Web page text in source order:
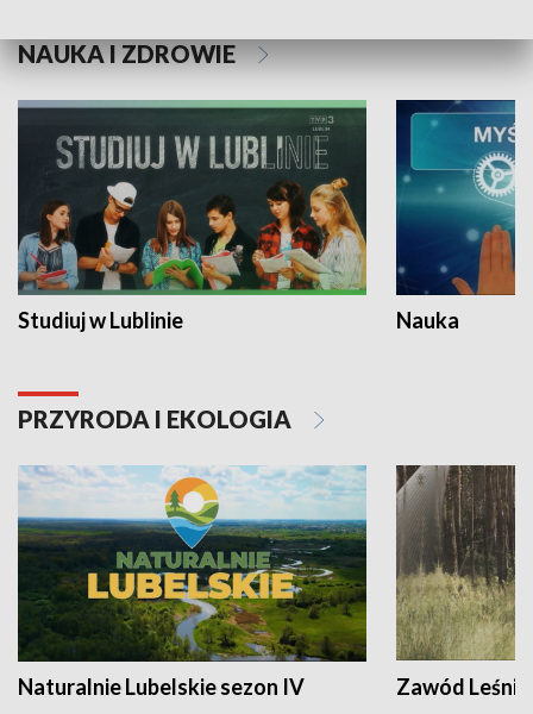
NAUKA I ZDROWIE
Studiuj w Lublinie Nauka
PRZYRODA I EKOLOGIA
Naturalnie Lubelskie sezon IV Zawód Leśnik